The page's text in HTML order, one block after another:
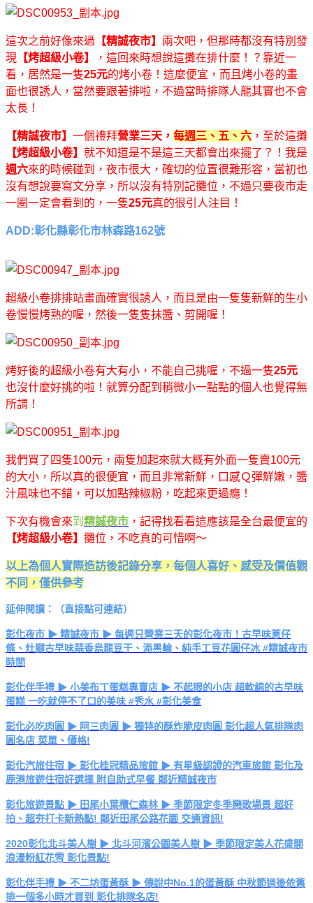
這次之前好像來過 【精誠夜市】 兩次吧，但那時都沒有特別發
現 【烤超級小卷】
，這回來時想說這攤在排什麼！？靠近一
看，居然是一隻25元的烤小卷！這麼便宜，而且烤小卷的畫
面也很誘人，當然要跟著排啦，不過當時排隊人龍其實也不會
太長！
【精誠夜市】 一個禮拜營業三天， 每週三、五、六 ，至於這攤
【烤超級小卷】 就不知道是不是這三天都會出來擺了？！我是
週六來的時候碰到，夜市很大，確切的位置很難形容，當初也
沒有想說要寫文分享，所以沒有特別記攤位，不過只要夜市走
一圈一定會看到的，一隻25元真的很引人注目！
ADD:彰化縣彰化市林森路162號
超級小卷排排站畫面確實很誘人，而且是由一隻隻新鮮的生小
卷慢慢烤熟的喔，然後一隻隻抹醬、剪開喔！
烤好後的超級小卷有大有小，不能自己挑喔，不過一隻25元
也沒什麼好挑的啦！就算分配到稍微小一點點的個人也覺得無
所謂！
我們買了四隻100元，兩隻加起來就大概有外面一隻賣100元
的大小，所以真的很便宜，而且非常新鮮，口感Ｑ彈鮮嫩，醬
汁風味也不錯，可以加點辣椒粉，吃起來更過癮！
下次有機會來到 精誠夜市 ，記得找看看這應該是全台最便宜的
【烤超級小卷】 攤位，不吃真的可惜啊～
以上為個人實際造訪後記錄分享，每個人喜好、感受及價值觀
不同，僅供參考
延伸閱讀：（直接點可連結）
彰化夜市 ▶ 精誠夜市 ▶ 每週只營業三天的彰化夜市！古早味蔥仔
條、灶腳古早味蒜香烏龍豆干、添黑輪、純手工豆花圓仔冰 #精誠夜市
時間
彰化伴手禮 ▶ 小美布丁蛋糕專賣店 ▶ 不起眼的小店 超軟綿的古早味
蛋糕 一吃就停不了口的美味 #秀水 #彰化美食
彰化必吃肉圓 ▶ 阿三肉圓 ▶ 獨特的酥炸脆皮肉圓 彰化超人氣排隊肉
圓名店 菜單、價格!
彰化汽旅住宿 ▶ 彰化桂冠精品旅館 ▶ 有星級認證的汽車旅館 彰化及
鹿港旅遊住宿好選擇 附自助式早餐 鄰近精誠夜市
彰化旅遊景點 ▶ 田尾小葉欖仁森林 ▶ 季節限定冬季戀歌場景 超好
拍、超夯打卡新熱點! 鄰近田尾公路花園 交通資訊!
2020彰化北斗美人樹 ▶ 北斗河濱公園美人樹 ▶ 季節限定美人花盛開
浪漫粉紅花雪 彰化景點!
彰化伴手禮 ▶ 不二坊蛋黃酥 ▶ 傳說中No.1的蛋黃酥 中秋節過後依舊
排一個多小時才買到 彰化排隊名店!